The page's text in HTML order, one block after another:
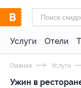
Услуги Отели
Главная Услуги
Ужин в